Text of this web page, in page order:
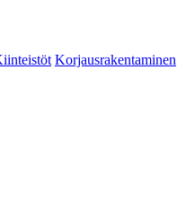
Korjausrakentaminen